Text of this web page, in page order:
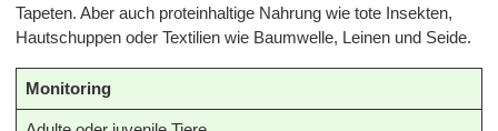
Tapeten. Aber auch proteinhaltige Nahrung wie tote Insekten,
Hautschuppen oder Textilien wie Baumwelle, Leinen und Seide.
Monitoring